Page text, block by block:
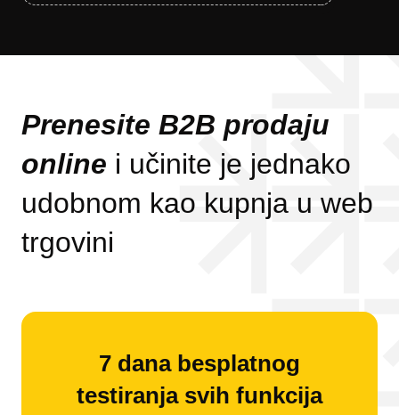
Prenesite B2B prodaju
online i učinite je jednako
udobnom kao kupnja u web
trgovini
7 dana besplatnog
testiranja svih funkcija